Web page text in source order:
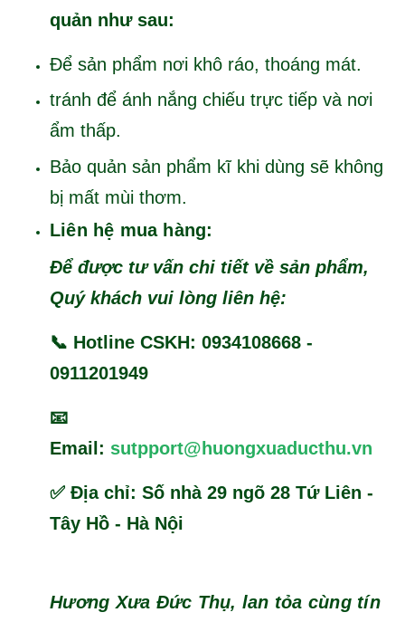
quản như sau:
Để sản phẩm nơi khô ráo, thoáng mát.
tránh để ánh nắng chiếu trực tiếp và nơi
ẩm thấp.
Bảo quản sản phẩm kĩ khi dùng sẽ không
bị mất mùi thơm.
Liên hệ mua hàng:
Để được tư vấn chi tiết về sản phẩm,
Quý khách vui lòng liên hệ:
📞 Hotline CSKH: 0934108668 -
0911201949
📧
Email: sutpport@huongxuaducthu.vn
✅ Địa chỉ: Số nhà 29 ngõ 28 Tứ Liên -
Tây Hồ - Hà Nội
Hương Xưa Đức Thụ, lan tỏa cùng tín